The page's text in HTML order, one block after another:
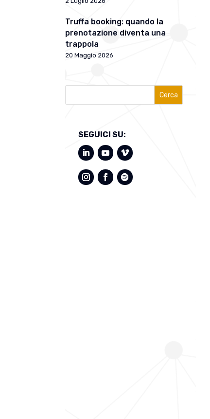
Truffa booking: quando la
prenotazione diventa una
trappola
20 Maggio 2026
Cerca
SEGUICI SU: